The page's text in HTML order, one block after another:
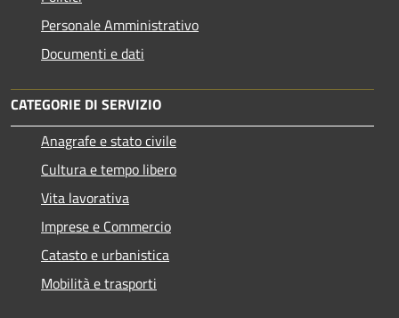
Personale Amministrativo
Documenti e dati
CATEGORIE DI SERVIZIO
Anagrafe e stato civile
Cultura e tempo libero
Vita lavorativa
Imprese e Commercio
Catasto e urbanistica
Mobilità e trasporti